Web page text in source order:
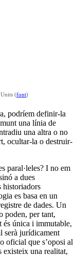
Units (font)
podríem definir-la
una línia de
una altra o no
ocultar-la o destruir-
paral·leles? I no em
a dues
historiadors
es basa en un
de dades. Un
poden, per tant,
és única i immutable,
serà jurídicament
oficial que s’oposi al
existeix una realitat,